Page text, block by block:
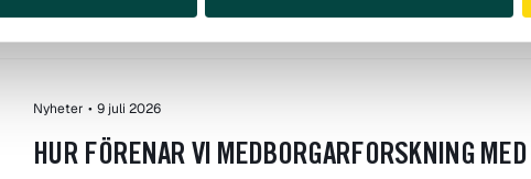
ForskarFredag
Nyheter • 9 juli 2026
HUR FÖRENAR VI MEDBORGARFORSKNING